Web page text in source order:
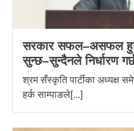
सरकार सफल–असफल हुने
सुन्छ–सुन्दैनले निर्धारण
श्रम सँस्कृति पार्टीका अध्यक्ष
हर्क साम्पाङले[...]